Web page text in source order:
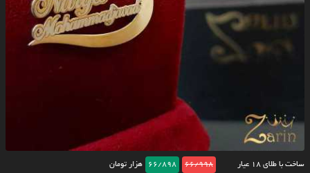
ساخت با طلای ۱۸ عیار 66/998
66/898 هزار تومان